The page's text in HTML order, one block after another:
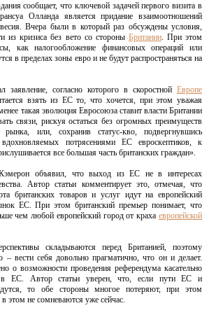
сообщает, что ключевой задачей первого визита в
Олланда является придание взаимоотношений
Вчера были в который раз обсуждены условия,
кризиса без вето со стороны Британии. При этом
как налогообложение финансовых операций или
в пределах зоны евро и не будут распространяться на
заявление, согласно которого в скоростной Европе
взять из ЕС то, что хочется, при этом уважая
такая эволюция Евросоюза ставит власти Британии
связи, рискуя остаться без огромных преимуществ
рынка, или, сохранив статус-кво, подвергнувшись
потрясениями ЕС евроскептиков, к
все большая часть британских граждан».
объявил, что выход из ЕС не в интересах
Автор статьи комментирует это, отмечая, что
британских товаров и услуг идут на европейский
ЕС. При этом британский премьер понимает, что
чем любой европейский город от краха европейской
складываются перед Британией, поэтому
– вести себя довольно прагматично, что он и делает.
о возможности проведения референдума касательно
в ЕС. Автор статьи уверен, что, если пути ЕС и
то обе стороны многое потеряют, при этом
этом не сомневаются уже сейчас.